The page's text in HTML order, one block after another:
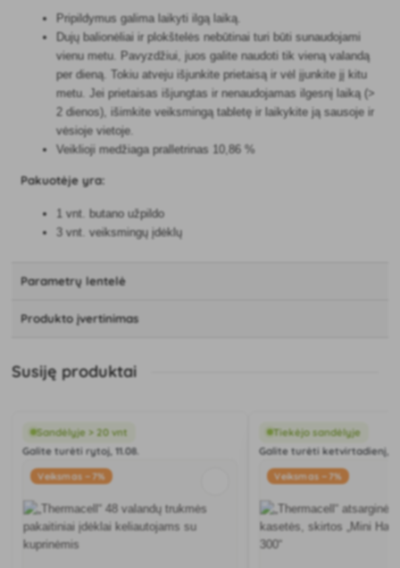
Pripildymus galima laikyti ilgą laiką.
Dujų balionėliai ir plokštelės nebūtinai turi būti sunaudojami
vienu metu. Pavyzdžiui, juos galite naudoti tik vieną valandą
per dieną. Tokiu atveju išjunkite prietaisą ir vėl įjunkite jį kitu
metu. Jei prietaisas išjungtas ir nenaudojamas ilgesnį laiką (>
2 dienos), išimkite veiksmingą tabletę ir laikykite ją sausoje ir
vėsioje vietoje.
Veiklioji medžiaga pralletrinas 10,86 %
Pakuotėje yra:
1 vnt. butano užpildo
3 vnt. veiksmingų įdėklų
Parametrų lentelė
Produkto įvertinimas
Susiję produktai
Sandėlyje > 20 vnt
Galite turėti rytoj, 11.08.
Veiksmas −7%
Tiekėjo sandėlyje
Galite turėti ketvirtadienį,
Veiksmas −7%